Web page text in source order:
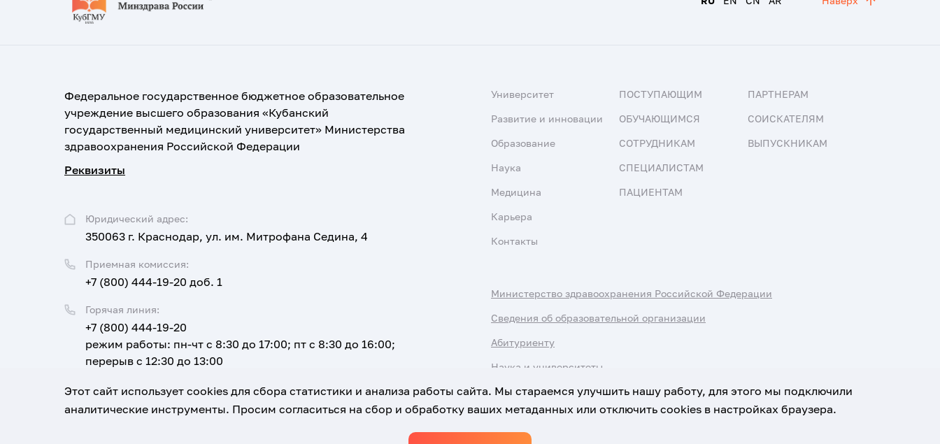
Федеральное государственное бюджетное образовательное
учреждение высшего образования «Кубанский
государственный медицинский университет» Министерства
здравоохранения Российской Федерации
Реквизиты
Юридический адрес:
350063 г. Краснодар, ул. им. Митрофана Седина, 4
Приемная комиссия:
+7 (800) 444-19-20 доб. 1
Горячая линия:
+7 (800) 444-19-20
режим работы: пн-чт с 8:30 до 17:00; пт с 8:30 до 16:00;
перерыв с 12:30 до 13:00
Email:
corpus@ksma.ru
Университет
Развитие и инновации
Образование
Наука
Медицина
Карьера
Контакты
ПОСТУПАЮЩИМ
ОБУЧАЮЩИМСЯ
СОТРУДНИКАМ
СПЕЦИАЛИСТАМ
ПАЦИЕНТАМ
ПАРТНЕРАМ
СОИСКАТЕЛЯМ
ВЫПУСКНИКАМ
Министерство здравоохранения Российской Федерации
Сведения об образовательной организации
Абитуриенту
Наука и университеты
Этот сайт использует cookies для сбора статистики и анализа работы сайта. Мы стараемся улучшить нашу работу, для этого мы подключили
аналитические инструменты. Просим согласиться на сбор и обработку ваших метаданных или отключить cookies в настройках браузера.